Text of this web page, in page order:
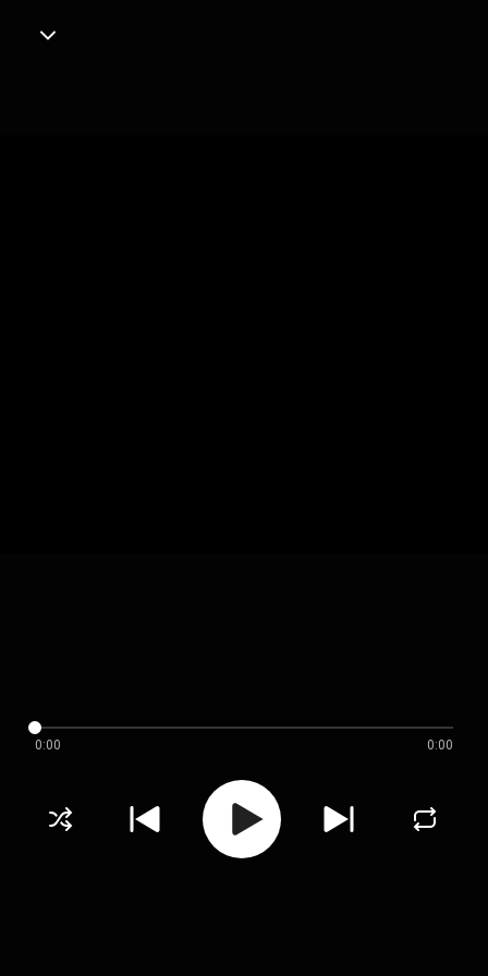
0:00 0:00